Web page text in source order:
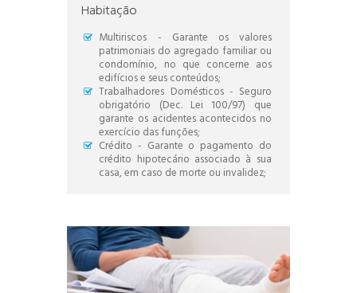
Habitação
Multiriscos - Garante os valores
patrimoniais do agregado familiar ou
condomínio, no que concerne aos
edifícios e seus conteúdos;
Trabalhadores Domésticos - Seguro
obrigatório (Dec. Lei 100/97) que
garante os acidentes acontecidos no
exercício das funções;
Crédito - Garante o pagamento do
crédito hipotecário associado à sua
casa, em caso de morte ou invalidez;